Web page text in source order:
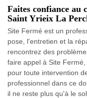
Faites confiance
Saint Yrieix La
Site Fermé est un
pose, l'entretien et la
rencontrez des
faire appel à Site
pour toute intervention
professionnel dans ce
il ne reste plus qu'à le